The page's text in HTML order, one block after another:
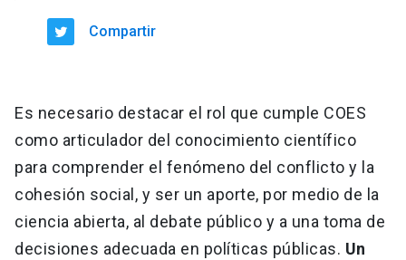
Compartir
Es necesario destacar el rol que cumple COES
como articulador del conocimiento científico
para comprender el fenómeno del conflicto y la
cohesión social, y ser un aporte, por medio de la
ciencia abierta, al debate público y a una toma de
decisiones adecuada en políticas públicas. Un